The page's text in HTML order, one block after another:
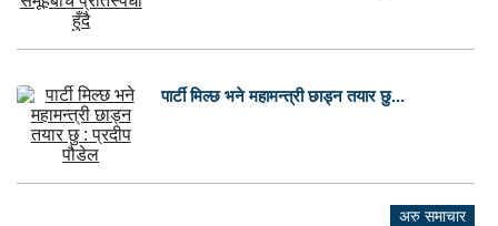
पार्टी मिल्छ भने महामन्त्री छाड्न तयार छु...
अरु समाचार